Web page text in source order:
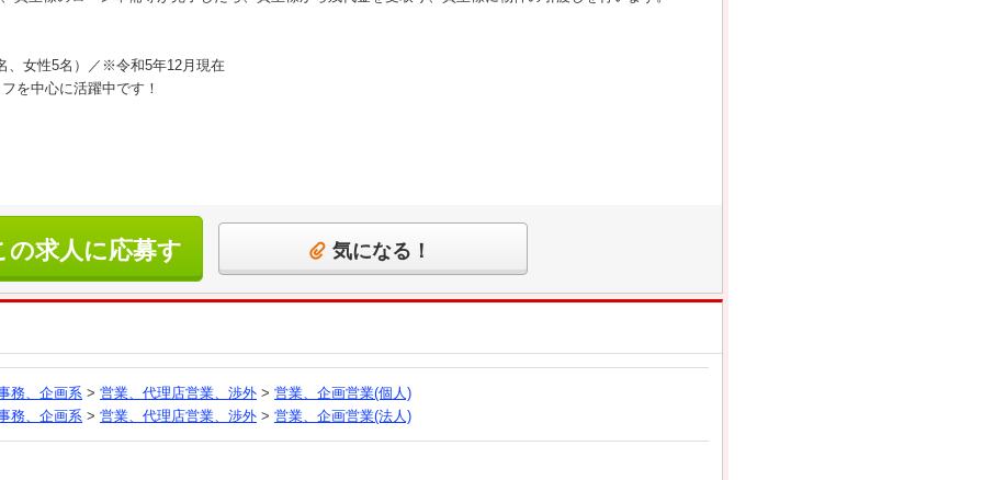
、女性5名）／※令和5年12月現在
を中心に活躍中です！
の求人に応募す
る
気になる！
務、企画系 > 営業、代理店営業、渉外 > 営業、企画営業(個人)
務、企画系 > 営業、代理店営業、渉外 > 営業、企画営業(法人)